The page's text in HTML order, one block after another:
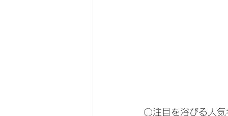
〇注目を浴びる人